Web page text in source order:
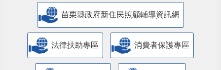
苗栗縣政府新住民照顧輔導資訊網
法律扶助專區 消費者保護專區